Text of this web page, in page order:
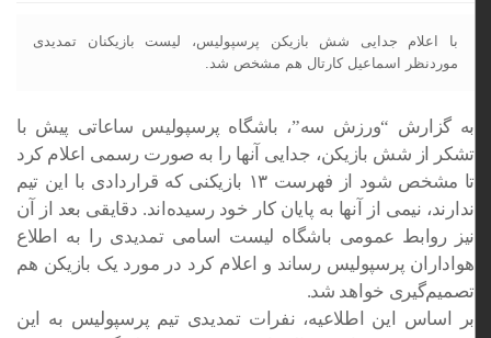
با اعلام جدایی شش بازیکن پرسپولیس، لیست بازیکنان تمدیدی
موردنظر اسماعیل کارتال هم مشخص شد.
به گزارش “ورزش سه”، باشگاه پرسپولیس ساعاتی پیش با
تشکر از شش بازیکن، جدایی آنها را به صورت رسمی اعلام کرد
تا مشخص شود از فهرست ۱۳ بازیکنی که قراردادی با این تیم
ندارند، نیمی از آنها به پایان کار خود رسیده‌اند. دقایقی بعد از آن
نیز روابط عمومی باشگاه لیست اسامی تمدیدی را به اطلاع
هواداران پرسپولیس رساند و اعلام کرد در مورد یک بازیکن هم
تصمیم‌گیری خواهد شد.
بر اساس این اطلاعیه، نفرات تمدیدی تیم پرسپولیس به این